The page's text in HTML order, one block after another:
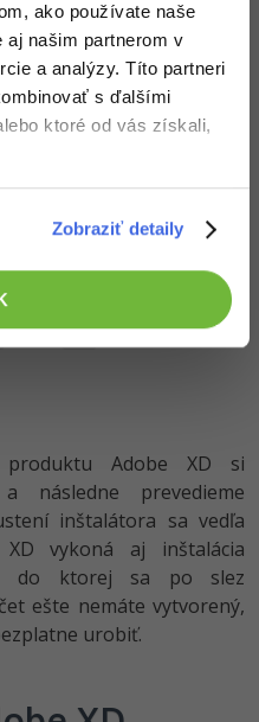
ako používate naše
aj našim partnerom v
a analýzy. Títo partneri
s ďalšími
ktoré od vás získali,
Zobraziť detaily
Adobe XD musíte
minimálne systémové
AMD s rýchlosťou
alebo
produktu Adobe XD si
následne prevedieme
inštalátora sa vedľa
XD vykoná aj inštalácia
do ktorej sa po slez
ešte nemáte vytvorený,
urobiť.